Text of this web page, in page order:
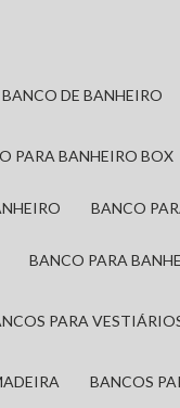
BANCO DE BANHEIRO
PARA BANHEIRO BOX
BANCO
BANCO PARA
PARA
BANCOS